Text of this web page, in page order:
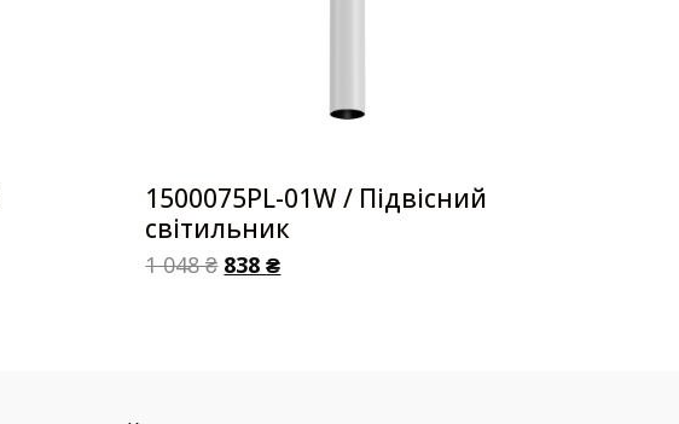
1500075PL-01W / Підвісний
світильник
1 048₴ 838₴